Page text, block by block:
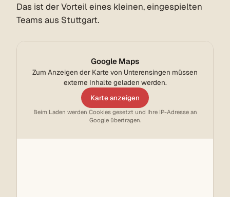
Das ist der Vorteil eines kleinen, eingespielten
Teams aus Stuttgart.
Google Maps
Zum Anzeigen der Karte von Unterensingen müssen
externe Inhalte geladen werden.
Karte anzeigen
Beim Laden werden Cookies gesetzt und Ihre IP-Adresse an
Google übertragen.